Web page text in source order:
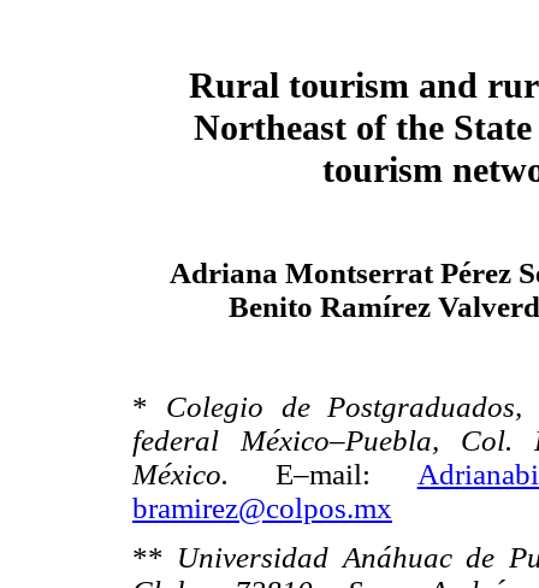
Rural tourism and
Northeast of the
tourism
Adriana Montserrat Pérez
Benito Ramírez
* Colegio de
federal México–Puebla,
México.E–mail:
bramirez@colpos.mx
** Universidad Anáhuac de